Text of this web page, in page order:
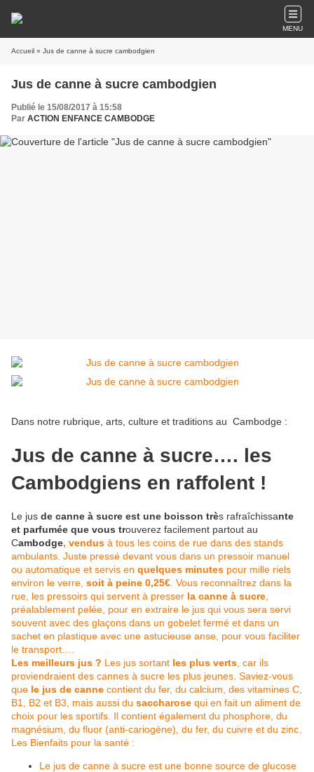
MENU
Accueil » Jus de canne à sucre cambodgien
Jus de canne à sucre cambodgien
Publié le 15/08/2017 à 15:58
Par ACTION ENFANCE CAMBODGE
Dans notre rubrique, arts, culture et traditions au Cambodge :
Jus de canne à sucre…. les
Cambodgiens en raffolent !
Le jus de canne à sucre est une boisson très rafraîchissante
et parfumée que vous trouverez facilement partout au
Cambodge, vendus à tous les coins de rue dans des stands
ambulants. Juste pressé devant vous dans un pressoir manuel
ou automatique et servis en quelques minutes pour mille riels
environ le verre, soit à peine 0,25€ . Vous reconnaîtrez dans la
rue, les pressoirs qui servent à presser la canne à sucre
préalablement pelée, pour en extraire le jus qui vous sera servi
souvent avec des glaçons dans un gobelet fermé et dans un
sachet en plastique avec une astucieuse anse, pour vous faciliter
le transport….
Les meilleurs jus ? Les jus sortant les plus verts , car ils
proviendraient des cannes à sucre les plus jeunes. Saviez-vous
que le jus de canne contient du fer, du calcium, des vitamines C,
B1, B2 et B3, mais aussi du saccharose qui en fait un aliment de
choix pour les sportifs. Il contient également du phosphore, du
magnésium, du fluor (anti-cariogène), du fer, du cuivre et du zinc.
Les Bienfaits pour la santé :
Le jus de canne à sucre est une bonne source de glucose